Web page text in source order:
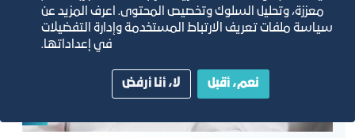
معززة، وتحليل السلوك وتخصيص المحتوى. اعرف المزيد عن
سياسة ملفات تعريف الارتباط المستخدمة وإدارة التفضيلات
في إعداداتها.
نعم، أقبل لا، أنا أرفض